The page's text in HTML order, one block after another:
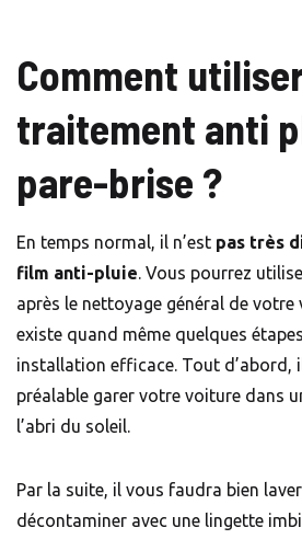
Comment
traitement anti
pare-brise ?
En temps normal, il n’est pas très
film anti-pluie. Vous pourrez
après le nettoyage général de
existe quand même quelques
installation efficace. Tout d’abord,
préalable garer votre voiture dans
l’abri du soleil.
Par la suite, il vous faudra bien
décontaminer avec une lingette